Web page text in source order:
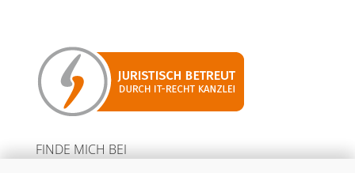
FINDE MICH BEI